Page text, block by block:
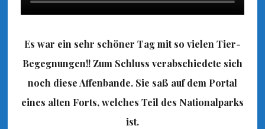
Es war ein sehr schöner Tag mit so vielen Tier-
Begegnungen!! Zum Schluss verabschiedete sich
noch diese Affenbande. Sie saß auf dem Portal
eines alten Forts, welches Teil des Nationalparks
ist.